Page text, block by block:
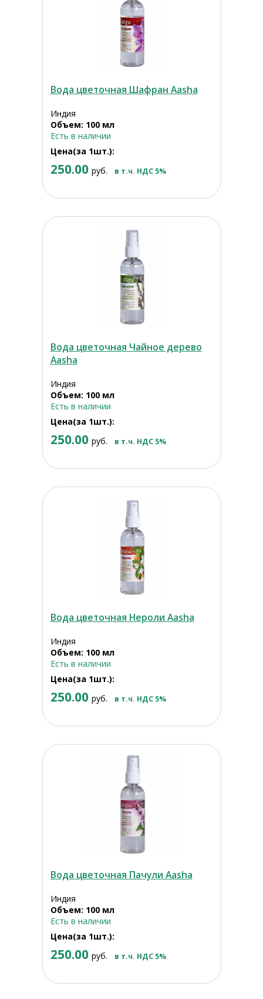
Вода цветочная Шафран Aasha
Индия
Объем: 100 мл
Есть в наличии
Цена(за 1шт.):
250.00 руб. в т.ч. НДС 5%
Вода цветочная Чайное дерево
Aasha
Индия
Объем: 100 мл
Есть в наличии
Цена(за 1шт.):
250.00 руб. в т.ч. НДС 5%
Вода цветочная Нероли Aasha
Индия
Объем: 100 мл
Есть в наличии
Цена(за 1шт.):
250.00 руб. в т.ч. НДС 5%
Вода цветочная Пачули Aasha
Индия
Объем: 100 мл
Есть в наличии
Цена(за 1шт.):
250.00 руб. в т.ч. НДС 5%